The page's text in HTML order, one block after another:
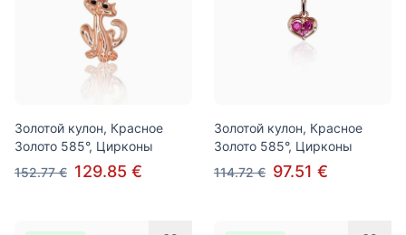
Золотой кулон, Красное
Золото 585°, Цирконы
152.77 € 129.85 €
Золотой кулон, Красное
Золото 585°, Цирконы
114.72 € 97.51 €